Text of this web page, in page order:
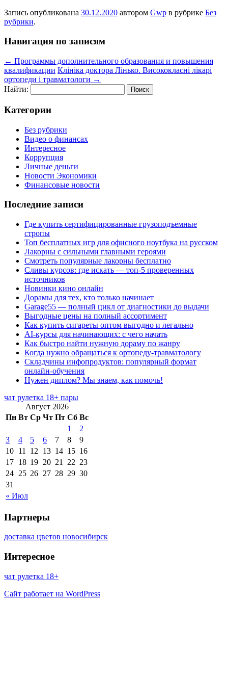
Запись опубликована 30.12.2020 автором Gwp в рубрике Без
рубрики.
Навигация по записям
← Программы дополнительного образования и повышения
квалификации Клініка доктора Лінько. Висококласні лікарі
ортопеди і травматологи →
Найти:
Категории
Без рубрики
Видео о финансах
Интересное
Коррупция
Личные деньги
Новости Экономики
Финансовые новости
Последние записи
Где купить сертифицированные грузоподъемные
стропы
Топ бесплатных игр для офисного ноутбука на русском
Лакорны с сильными главными героями
Смотреть популярные лакорны бесплатно
Сливы курсов: где искать — топ-5 проверенных
источников
Новинки кино онлайн
Дорамы для тех, кто только начинает
Garage55 — полный цикл от диагностики до выдачи
Выгодные цены на полный ассортимент
Как купить сигареты оптом выгодно и легально
AI-курсы для начинающих: с чего начать
Как быстро найти нужную дораму по жанру
Когда нужно обращаться к ортопеду-травматологу
Складчины инфопродуктов: популярный формат
онлайн-обучения
Нужен диплом? Мы знаем, как помочь!
чат рулетка 18+ пары
Август 2026
Пн Вт Ср Чт Пт Сб Вс
« Июл
1
2
3
4 5 6 7 8
9
10 11 12 13 14 15 16
17 18 19 20 21 22 23
24 25 26 27 28 29 30
31
Партнеры
доставка цветов новосибирск
Интересное
чат рулетка 18+
Сайт работает на WordPress